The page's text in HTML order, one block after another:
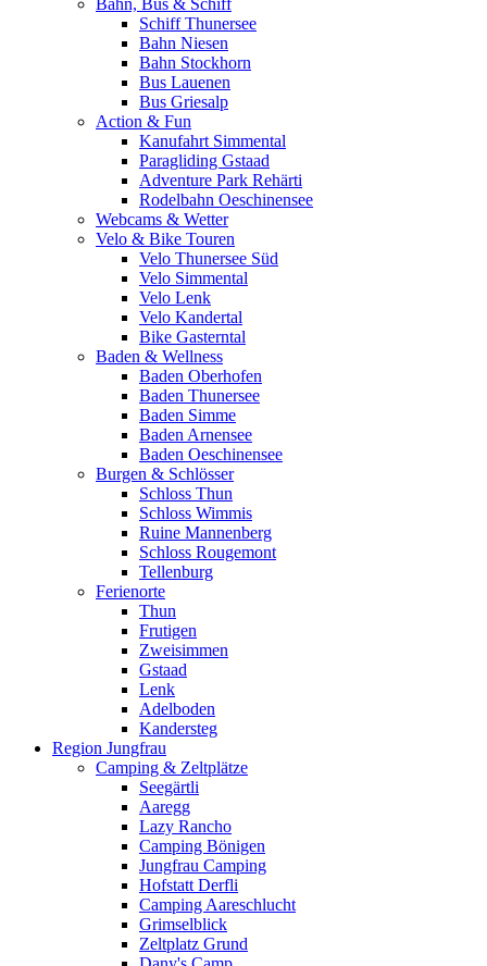
Bahn, Bus & Schiff
Schiff Thunersee
Bahn Niesen
Bahn Stockhorn
Bus Lauenen
Bus Griesalp
Action & Fun
Kanufahrt Simmental
Paragliding Gstaad
Adventure Park Rehärti
Rodelbahn Oeschinensee
Webcams & Wetter
Velo & Bike Touren
Velo Thunersee Süd
Velo Simmental
Velo Lenk
Velo Kandertal
Bike Gasterntal
Baden & Wellness
Baden Oberhofen
Baden Thunersee
Baden Simme
Baden Arnensee
Baden Oeschinensee
Burgen & Schlösser
Schloss Thun
Schloss Wimmis
Ruine Mannenberg
Schloss Rougemont
Tellenburg
Ferienorte
Thun
Frutigen
Zweisimmen
Gstaad
Lenk
Adelboden
Kandersteg
Region Jungfrau
Camping & Zeltplätze
Seegärtli
Aaregg
Lazy Rancho
Camping Bönigen
Jungfrau Camping
Hofstatt Derfli
Camping Aareschlucht
Grimselblick
Zeltplatz Grund